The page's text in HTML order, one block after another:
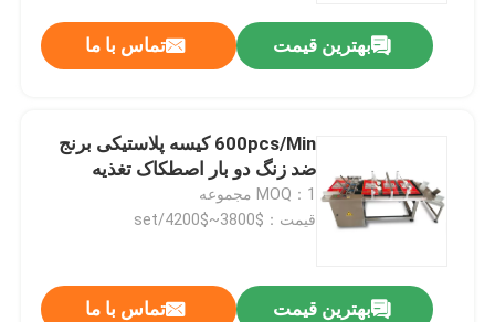
بهترین قیمت تماس با ما
600pcs/Min کیسه پلاستیکی برنج
ضد زنگ دو بار اصطکاک تغذیه
MOQ：1 مجموعه
قیمت：$3800~$4200/set
بهترین قیمت تماس با ما